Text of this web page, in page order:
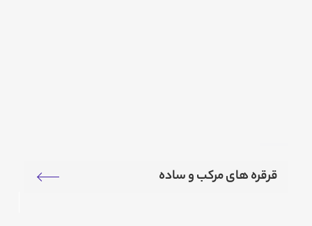
قرقره های مرکب و ساده